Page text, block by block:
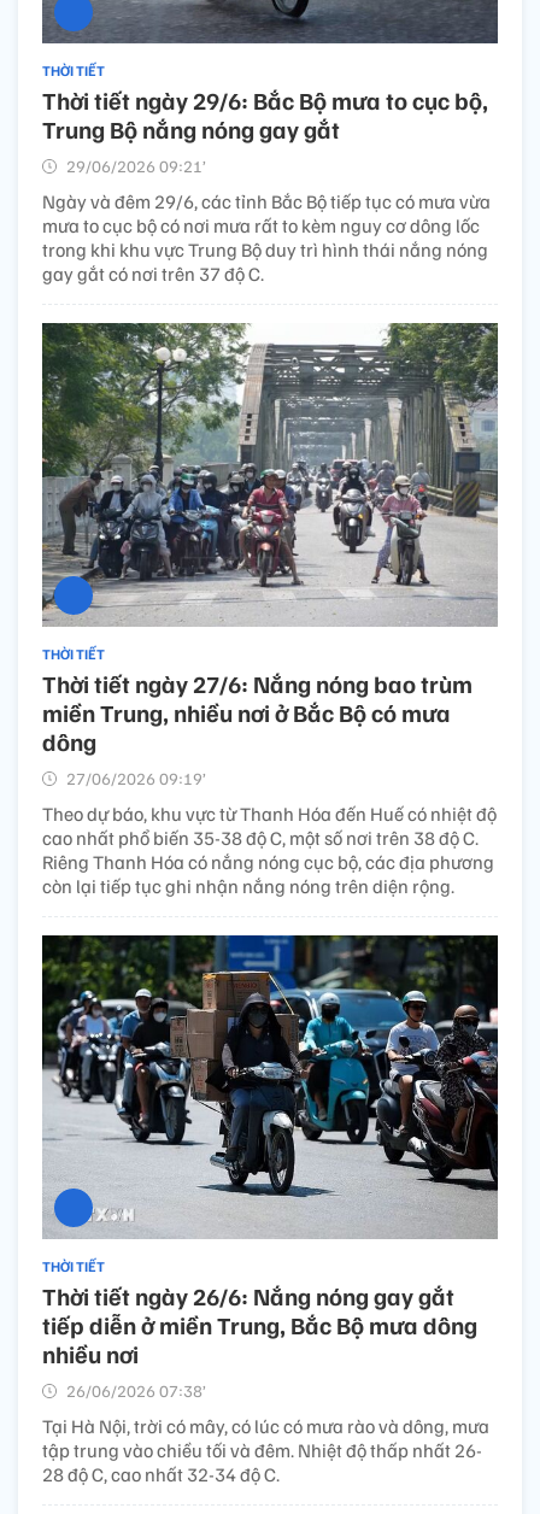
THỜI TIẾT
Thời tiết ngày 29/6: Bắc Bộ mưa to cục bộ,
Trung Bộ nắng nóng gay gắt
29/06/2026 09:21’
Ngày và đêm 29/6, các tỉnh Bắc Bộ tiếp tục có mưa vừa
mưa to cục bộ có nơi mưa rất to kèm nguy cơ dông lốc
trong khi khu vực Trung Bộ duy trì hình thái nắng nóng
gay gắt có nơi trên 37 độ C.
THỜI TIẾT
Thời tiết ngày 27/6: Nắng nóng bao trùm
miền Trung, nhiều nơi ở Bắc Bộ có mưa
dông
27/06/2026 09:19’
Theo dự báo, khu vực từ Thanh Hóa đến Huế có nhiệt độ
cao nhất phổ biến 35-38 độ C, một số nơi trên 38 độ C.
Riêng Thanh Hóa có nắng nóng cục bộ, các địa phương
còn lại tiếp tục ghi nhận nắng nóng trên diện rộng.
THỜI TIẾT
Thời tiết ngày 26/6: Nắng nóng gay gắt
tiếp diễn ở miền Trung, Bắc Bộ mưa dông
nhiều nơi
26/06/2026 07:38’
Tại Hà Nội, trời có mây, có lúc có mưa rào và dông, mưa
tập trung vào chiều tối và đêm. Nhiệt độ thấp nhất 26-
28 độ C, cao nhất 32-34 độ C.